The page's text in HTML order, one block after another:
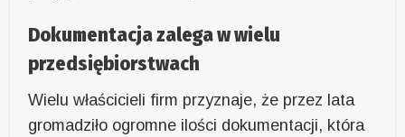
Dokumentacja zalega w wielu
przedsiębiorstwach
Wielu właścicieli firm przyznaje, że przez lata
gromadziło ogromne ilości dokumentacji, która